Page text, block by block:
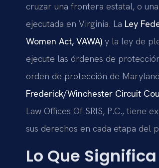
cruzar una frontera estatal, o
ejecutada en Virginia. La Ley
Women Act, VAWA) y la ley de
ejecute las órdenes de
orden de protección de
Frederick/Winchester Circuit
Law Offices Of SRIS, P.C., tiene
sus derechos en cada etapa del
Lo Que